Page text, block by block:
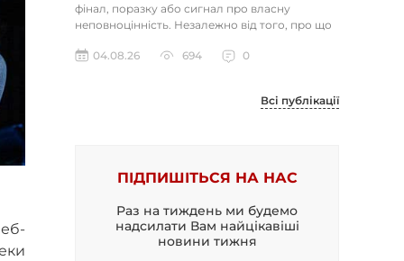
фінал, поразку або сигнал про власну
неповноцінність. Незалежно від того, про що
04.08.26
694 0
Всі публікації
ПІДПИШІТЬСЯ НА НАС
Раз на тиждень ми будемо
надсилати Вам найцікавіші
новини тижня